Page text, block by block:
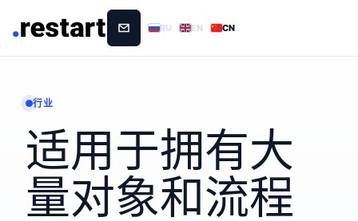
RU EN CN
行业
适用于拥有大
量对象和流程